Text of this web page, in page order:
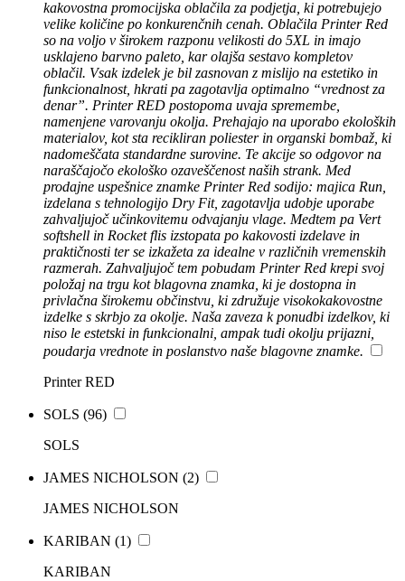
kakovostna promocijska oblačila za podjetja, ki potrebujejo
velike količine po konkurenčnih cenah. Oblačila Printer Red
so na voljo v širokem razponu velikosti do 5XL in imajo
usklajeno barvno paleto, kar olajša sestavo kompletov
oblačil. Vsak izdelek je bil zasnovan z mislijo na estetiko in
funkcionalnost, hkrati pa zagotavlja optimalno “vrednost za
denar”. Printer RED postopoma uvaja spremembe,
namenjene varovanju okolja. Prehajajo na uporabo ekoloških
materialov, kot sta recikliran poliester in organski bombaž, ki
nadomeščata standardne surovine. Te akcije so odgovor na
naraščajočo ekološko ozaveščenost naših strank. Med
prodajne uspešnice znamke Printer Red sodijo: majica Run,
izdelana s tehnologijo Dry Fit, zagotavlja udobje uporabe
zahvaljujoč učinkovitemu odvajanju vlage. Medtem pa Vert
softshell in Rocket flis izstopata po kakovosti izdelave in
praktičnosti ter se izkažeta za idealne v različnih vremenskih
razmerah. Zahvaljujoč tem pobudam Printer Red krepi svoj
položaj na trgu kot blagovna znamka, ki je dostopna in
privlačna širokemu občinstvu, ki združuje visokokakovostne
izdelke s skrbjo za okolje. Naša zaveza k ponudbi izdelkov, ki
niso le estetski in funkcionalni, ampak tudi okolju prijazni,
poudarja vrednote in poslanstvo naše blagovne znamke.
Printer RED
SOLS (96)
SOLS
JAMES NICHOLSON (2)
JAMES NICHOLSON
KARIBAN (1)
KARIBAN